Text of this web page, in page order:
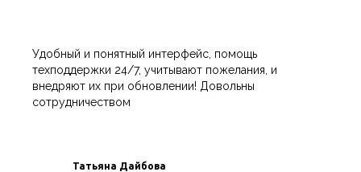
Удобный и понятный интерфейс, помощь
техподдержки 24/7, учитывают пожелания, и
внедряют их при обновлении! Довольны
сотрудничеством
Татьяна Дайбова